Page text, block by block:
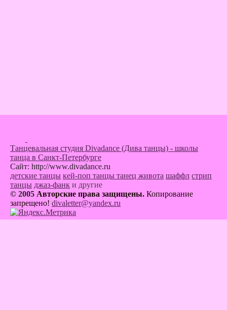
Танцевальная студия Divadance (Дива танцы) - школы
танца в Санкт-Петербурге
Сайт: http://www.divadance.ru
детские танцы кей-поп танцы танец живота шаффл стрип
танцы джаз-фанк и другие
© 2005 Авторские права защищены. Копирование
запрещено! divaletter@yandex.ru